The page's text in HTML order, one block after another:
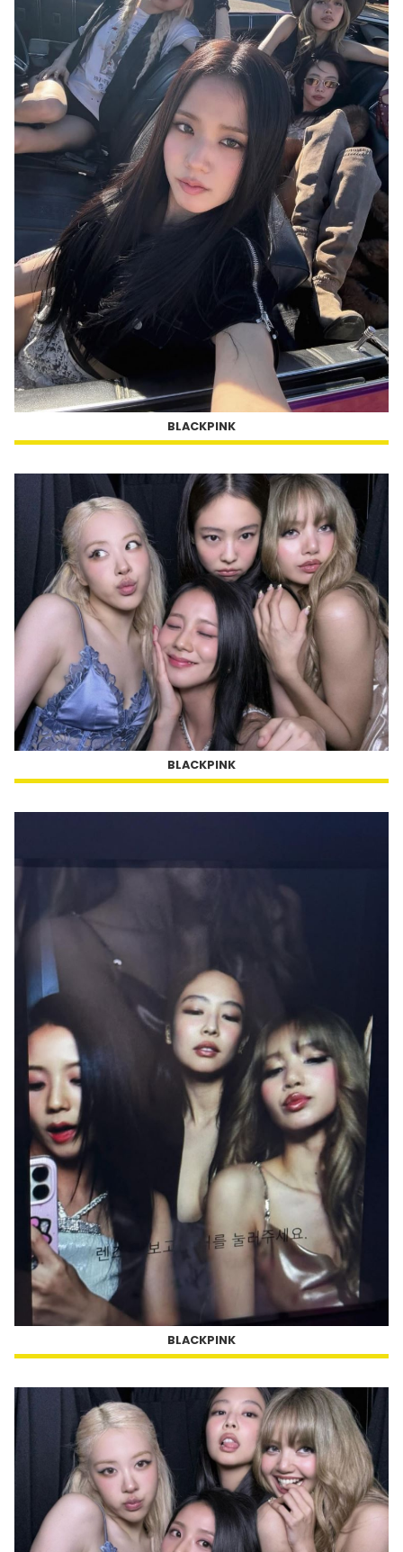
BLACKPINK
BLACKPINK
BLACKPINK